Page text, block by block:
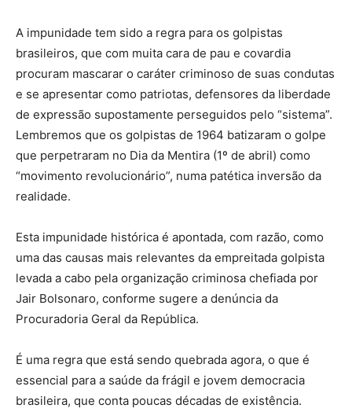
A impunidade tem sido a regra para os golpistas
brasileiros, que com muita cara de pau e covardia
procuram mascarar o caráter criminoso de suas condutas
e se apresentar como patriotas, defensores da liberdade
de expressão supostamente perseguidos pelo “sistema”.
Lembremos que os golpistas de 1964 batizaram o golpe
que perpetraram no Dia da Mentira (1º de abril) como
“movimento revolucionário”, numa patética inversão da
realidade.
Esta impunidade histórica é apontada, com razão, como
uma das causas mais relevantes da empreitada golpista
levada a cabo pela organização criminosa chefiada por
Jair Bolsonaro, conforme sugere a denúncia da
Procuradoria Geral da República.
É uma regra que está sendo quebrada agora, o que é
essencial para a saúde da frágil e jovem democracia
brasileira, que conta poucas décadas de existência.